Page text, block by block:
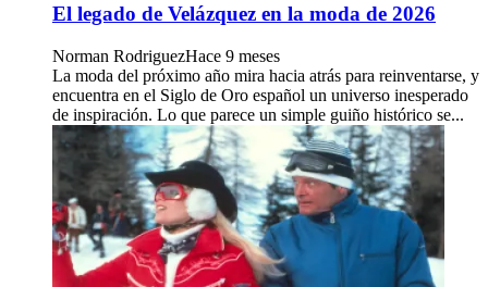
El legado de Velázquez en la moda de 2026
Norman RodriguezHace 9 meses
La moda del próximo año mira hacia atrás para reinventarse, y
encuentra en el Siglo de Oro español un universo inesperado
de inspiración. Lo que parece un simple guiño histórico se...